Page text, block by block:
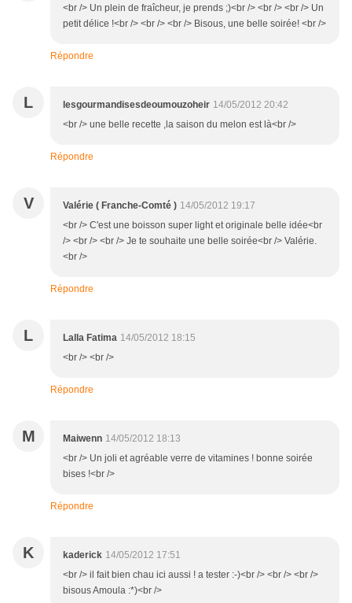
<br /> Un plein de fraîcheur, je prends ;)<br /> <br /> <br /> Un
petit délice !<br /> <br /> <br /> Bisous, une belle soirée! <br />
Répondre
L lesgourmandisesdeoumouzoheir 14/05/2012 20:42
<br /> une belle recette ,la saison du melon est là<br />
Répondre
V Valérie ( Franche-Comté ) 14/05/2012 19:17
<br /> C'est une boisson super light et originale belle idée<br
/> <br /> <br /> Je te souhaite une belle soirée<br /> Valérie.
<br />
Répondre
L Lalla Fatima 14/05/2012 18:15
<br /> <br />
Répondre
M Maiwenn 14/05/2012 18:13
<br /> Un joli et agréable verre de vitamines ! bonne soirée
bises !<br />
Répondre
K kaderick 14/05/2012 17:51
<br /> il fait bien chau ici aussi ! a tester :-)<br /> <br /> <br />
bisous Amoula :*)<br />